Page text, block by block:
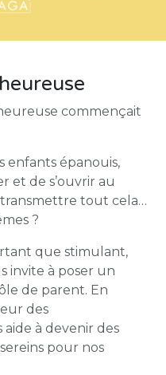
commençait
enfants épanouis,
et de s’ouvrir au
tout cela…
?
que stimulant,
invite à poser un
de parent. En
des
aide à devenir des
pour nos